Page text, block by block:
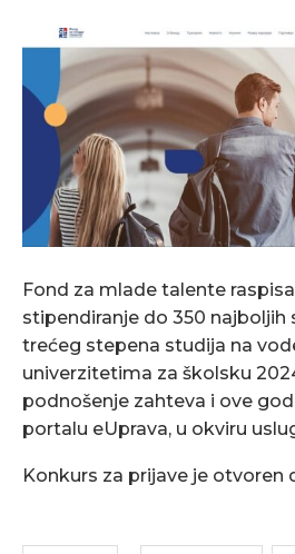
Fond za mlade talente
stipendiranje do 350
trećeg stepena studija na
univerzitetima za školsku
podnošenje zahteva i ove
portalu eUprava, u okviru
Konkurs za prijave je otvoren